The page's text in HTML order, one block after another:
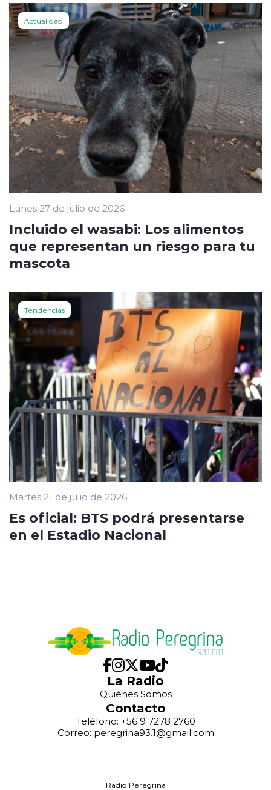
Actualidad
Lunes 27 de julio de 2026
Incluido el wasabi: Los alimentos
que representan un riesgo para tu
mascota
Tendencias
Martes 21 de julio de 2026
Es oficial: BTS podrá presentarse
en el Estadio Nacional
La Radio
Quiénes Somos
Contacto
Teléfono: +56 9 7278 2760
Correo: peregrina93.1@gmail.com
Radio Peregrina